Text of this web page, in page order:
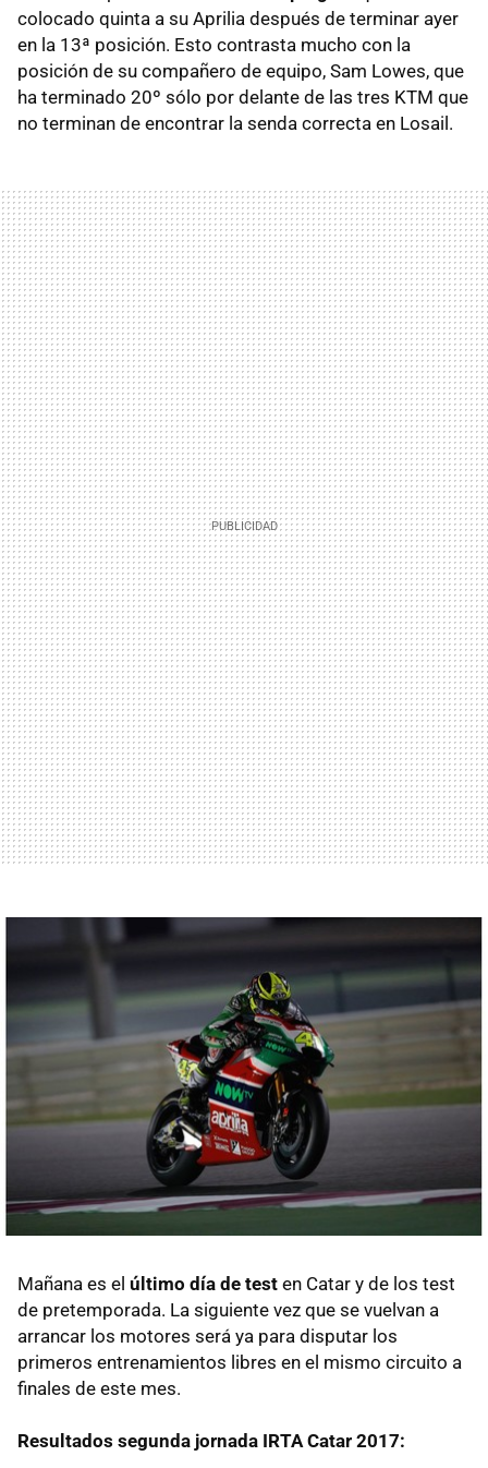
colocado quinta a su Aprilia después de terminar ayer
en la 13ª posición. Esto contrasta mucho con la
posición de su compañero de equipo, Sam Lowes, que
ha terminado 20º sólo por delante de las tres KTM que
no terminan de encontrar la senda correcta en Losail.
Mañana es el último día de test en Catar y de los test
de pretemporada. La siguiente vez que se vuelvan a
arrancar los motores será ya para disputar los
primeros entrenamientos libres en el mismo circuito a
finales de este mes.
Resultados segunda jornada IRTA Catar 2017: